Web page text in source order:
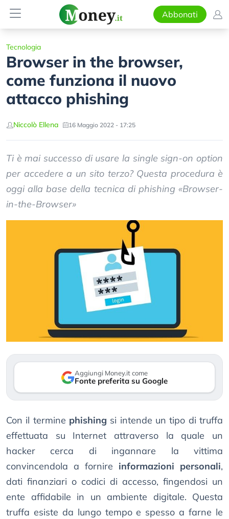
Abbonati
Tecnologia
Browser in the browser,
come funziona il nuovo
attacco phishing
Niccolò Ellena 16 Maggio 2022 - 17:25
Ti è mai successo di usare la single sign-on option
per accedere a un sito terzo? Questa procedura è
oggi alla base della tecnica di phishing «Browser-
in-the-Browser»
Aggiungi Money.it come
Fonte preferita su Google
Con il termine phishing si intende un tipo di truffa
effettuata su Internet attraverso la quale un
hacker cerca di ingannare la vittima
convincendola a fornire informazioni personali,
dati finanziari o codici di accesso, fingendosi un
ente affidabile in un ambiente digitale. Questa
truffa esiste da lungo tempo e spesso a farne le